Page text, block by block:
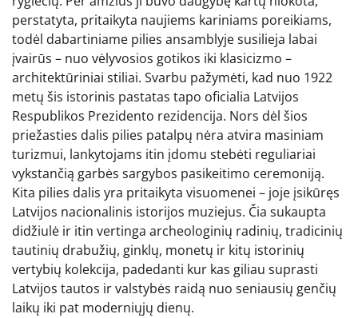
perstatyta, pritaikyta naujiems kariniams poreikiams,
todėl dabartiniame pilies ansamblyje susilieja labai
įvairūs – nuo vėlyvosios gotikos iki klasicizmo –
architektūriniai stiliai. Svarbu pažymėti, kad nuo 1922
metų šis istorinis pastatas tapo oficialia Latvijos
Respublikos Prezidento rezidencija. Nors dėl šios
priežasties dalis pilies patalpų nėra atvira masiniam
turizmui, lankytojams itin įdomu stebėti reguliariai
vykstančią garbės sargybos pasikeitimo ceremoniją.
Kita pilies dalis yra pritaikyta visuomenei – joje įsikūręs
Latvijos nacionalinis istorijos muziejus. Čia sukaupta
didžiulė ir itin vertinga archeologinių radinių, tradicinių
tautinių drabužių, ginklų, monetų ir kitų istorinių
vertybių kolekcija, padedanti kur kas giliau suprasti
Latvijos tautos ir valstybės raidą nuo seniausių genčių
laikų iki pat moderniųjų dienų.